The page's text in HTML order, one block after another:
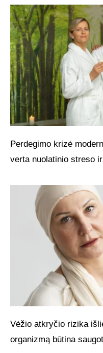
Perdegimo krizė
verta nuolatinio streso
Vėžio atkryčio rizika
organizmą būtina